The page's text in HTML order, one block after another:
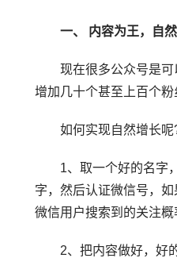
一、 内容为王，自
现在很多公众号是可
增加几十个甚至上百个粉
如何实现自然增长呢?
1、取一个好的名字，
字，然后认证微信号，
微信用户搜索到的关注概
2、把内容做好，好的